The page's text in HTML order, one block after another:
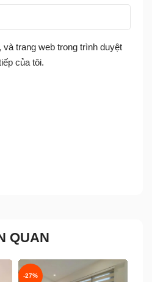
và trang web trong trình duyệt
của tôi.
QUAN
-27%